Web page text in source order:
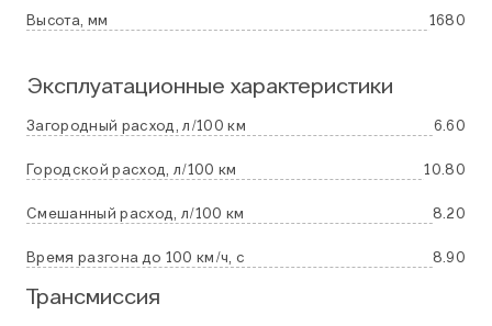
Высота, мм 1680
Эксплуатационные характеристики
Загородный расход, л/100 км 6.60
Городской расход, л/100 км 10.80
Смешанный расход, л/100 км 8.20
Время разгона до 100 км/ч, с 8.90
Трансмиссия